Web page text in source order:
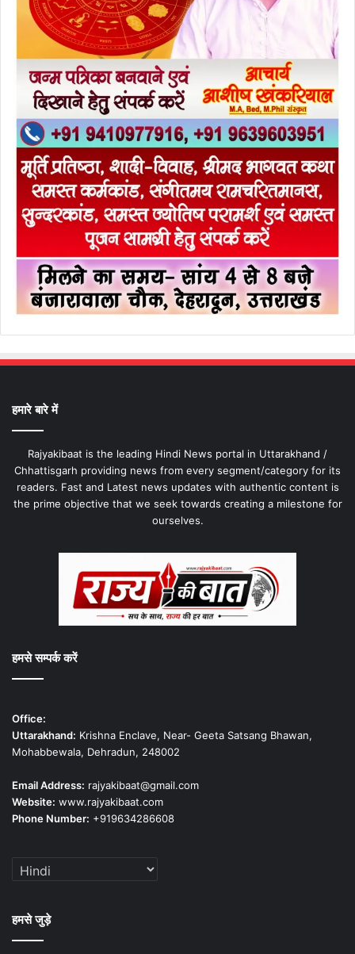
हमारे बारे में
Rajyakibaat is the leading Hindi News portal in Uttarakhand /
Chhattisgarh providing news from every segment/category for its
readers. Fast and Latest news updates with authentic content is
the prime objective that we seek towards creating a milestone for
ourselves.
हमसे सम्पर्क करें
Office:
Uttarakhand: Krishna Enclave, Near- Geeta Satsang Bhawan,
Mohabbewala, Dehradun, 248002
Email Address: rajyakibaat@gmail.com
Website: www.rajyakibaat.com
Phone Number: +919634286608
हमसे जुड़े